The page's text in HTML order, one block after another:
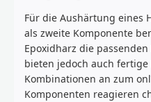
Für die Aushärtung eines
als zweite Komponente
Epoxidharz die
bieten jedoch auch
Kombinationen an zum
Komponenten reagieren